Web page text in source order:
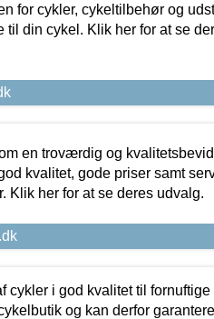
for cykler, cykeltilbehør og
til din cykel. Klik her for at se
en troværdig og
kvalitet, gode priser samt
Klik her for at se deres udvalg.
cykler i god kvalitet til fornuftige
og kan derfor